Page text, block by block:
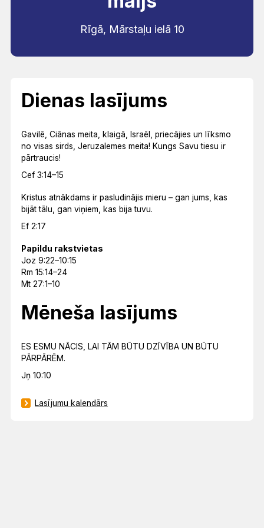
Rīgā, Mārstaļu ielā 10
Dienas lasījums
Gavilē, Ciānas meita, klaigā, Israēl, priecājies un līksmo
no visas sirds, Jeruzalemes meita! Kungs Savu tiesu ir
pārtraucis!
Cef 3:14–15
Kristus atnākdams ir pasludinājis mieru – gan jums, kas
bijāt tālu, gan viņiem, kas bija tuvu.
Ef 2:17
Papildu rakstvietas
Joz 9:22–10:15
Rm 15:14–24
Mt 27:1–10
Mēneša lasījums
ES ESMU NĀCIS, LAI TĀM BŪTU DZĪVĪBA UN BŪTU
PĀRPĀRĒM.
Jņ 10:10
Lasījumu kalendārs